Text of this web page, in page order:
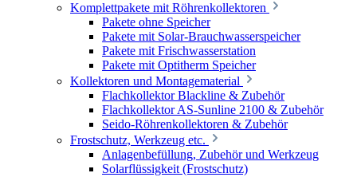
Komplettpakete mit Röhrenkollektoren
Pakete ohne Speicher
Pakete mit Solar-Brauchwasserspeicher
Pakete mit Frischwasserstation
Pakete mit Optitherm Speicher
Kollektoren und Montagematerial
Flachkollektor Blackline & Zubehör
Flachkollektor AS-Sunline 2100 & Zubehör
Seido-Röhrenkollektoren & Zubehör
Frostschutz, Werkzeug etc.
Anlagenbefüllung, Zubehör und Werkzeug
Solarflüssigkeit (Frostschutz)